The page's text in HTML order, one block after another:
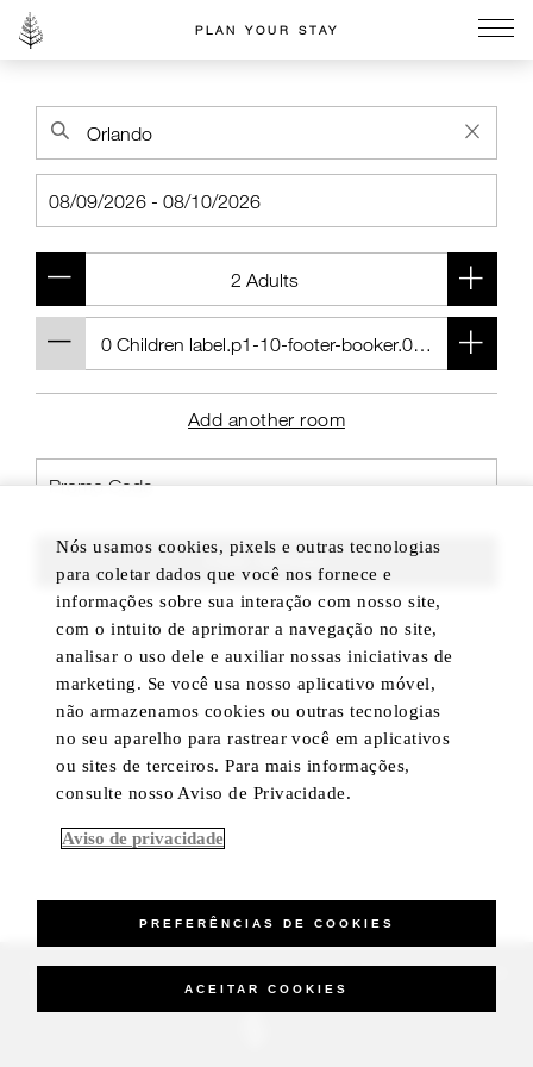
PLAN YOUR STAY
Add another room
FIND ROOMS
_Four Seasons Hotels Limited 1997-2026. All Rights Reserved.
Nós usamos cookies, pixels e outras tecnologias
para coletar dados que você nos fornece e
informações sobre sua interação com nosso site,
com o intuito de aprimorar a navegação no site,
analisar o uso dele e auxiliar nossas iniciativas de
marketing. Se você usa nosso aplicativo móvel,
não armazenamos cookies ou outras tecnologias
no seu aparelho para rastrear você em aplicativos
ou sites de terceiros. Para mais informações,
consulte nosso Aviso de Privacidade.
Aviso de privacidade
PREFERÊNCIAS DE COOKIES
ACEITAR COOKIES